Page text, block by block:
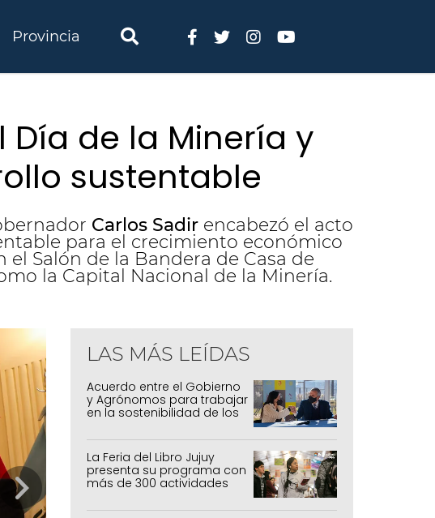
Provincia
de la Minería y
sustentable
Carlos Sadir encabezó el acto
para el crecimiento económico
Salón de la Bandera de Casa de
la Capital Nacional de la Minería.
LAS MÁS LEÍDAS
Acuerdo entre el Gobierno
y Agrónomos para trabajar
en la sostenibilidad de los
agrícolas, pecuarios y
forestal
La Feria del Libro Jujuy
presenta su programa con
más de 300 actividades